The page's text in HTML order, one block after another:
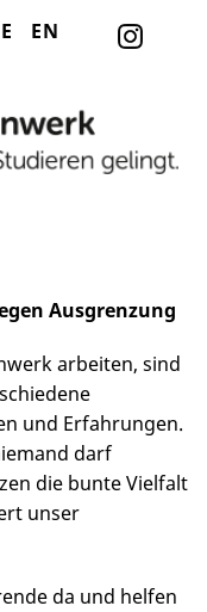
EN
Ausgrenzung
arbeiten, sind
und Erfahrungen.
darf
die bunte Vielfalt
unser
da und helfen